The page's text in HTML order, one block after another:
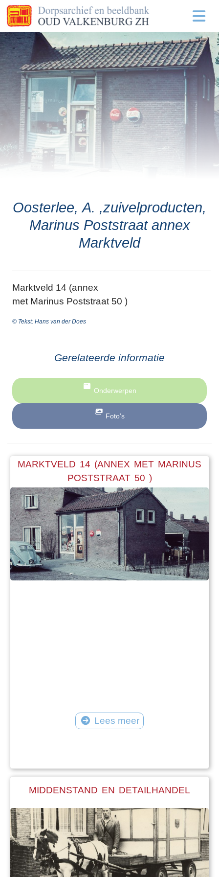
Oosterlee, A. ,zuivelproducten,
Marinus Poststraat annex
Marktveld
Marktveld 14 (annex
met Marinus Poststraat 50 )
© Tekst: Hans van der Does
Gerelateerde informatie
Onderwerpen
Foto’s
MARKTVELD 14 (ANNEX MET MARINUS
POSTSTRAAT 50 )
Lees meer
MIDDENSTAND EN DETAILHANDEL